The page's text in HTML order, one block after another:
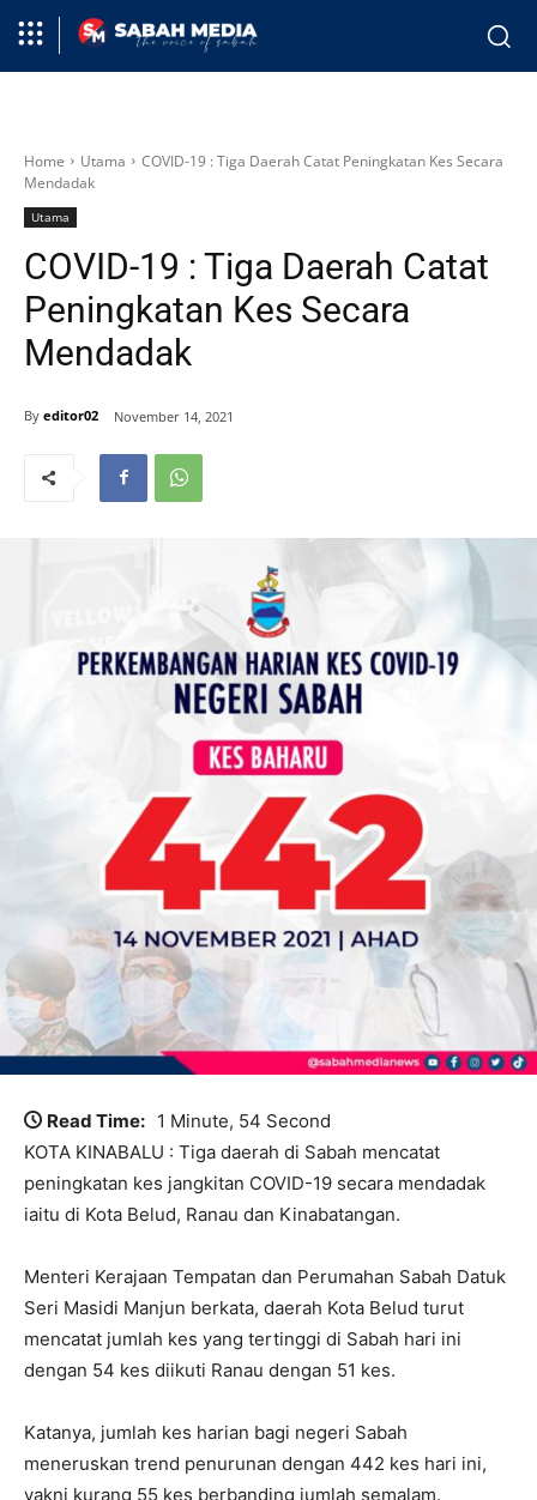
Home Utama
COVID-19 : Tiga Daerah Catat Peningkatan Kes Secara
Mendadak
Utama
COVID-19 : Tiga Daerah Catat
Peningkatan Kes Secara
Mendadak
By editor02 November 14, 2021
Read Time: 1 Minute, 54 Second
KOTA KINABALU : Tiga daerah di Sabah mencatat
peningkatan kes jangkitan COVID-19 secara mendadak
iaitu di Kota Belud, Ranau dan Kinabatangan.
Menteri Kerajaan Tempatan dan Perumahan Sabah Datuk
Seri Masidi Manjun berkata, daerah Kota Belud turut
mencatat jumlah kes yang tertinggi di Sabah hari ini
dengan 54 kes diikuti Ranau dengan 51 kes.
Katanya, jumlah kes harian bagi negeri Sabah
meneruskan trend penurunan dengan 442 kes hari ini,
yakni kurang 55 kes berbanding jumlah semalam.